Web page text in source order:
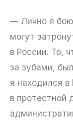
— Лично я
могут
в России. То,
за зубами,
я находился в
в протестной